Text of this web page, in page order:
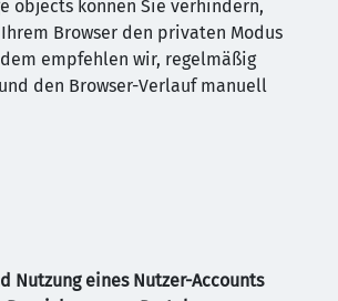
objects können Sie verhindern,
Browser den privaten Modus
empfehlen wir, regelmäßig
den Browser-Verlauf manuell
Nutzung eines Nutzer-Accounts